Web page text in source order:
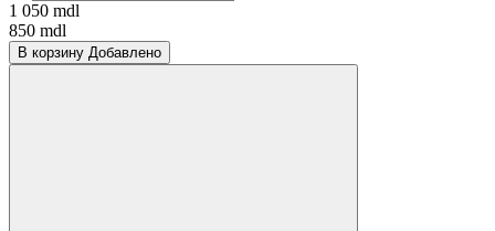
1 050 mdl
850 mdl
В корзину Добавлено